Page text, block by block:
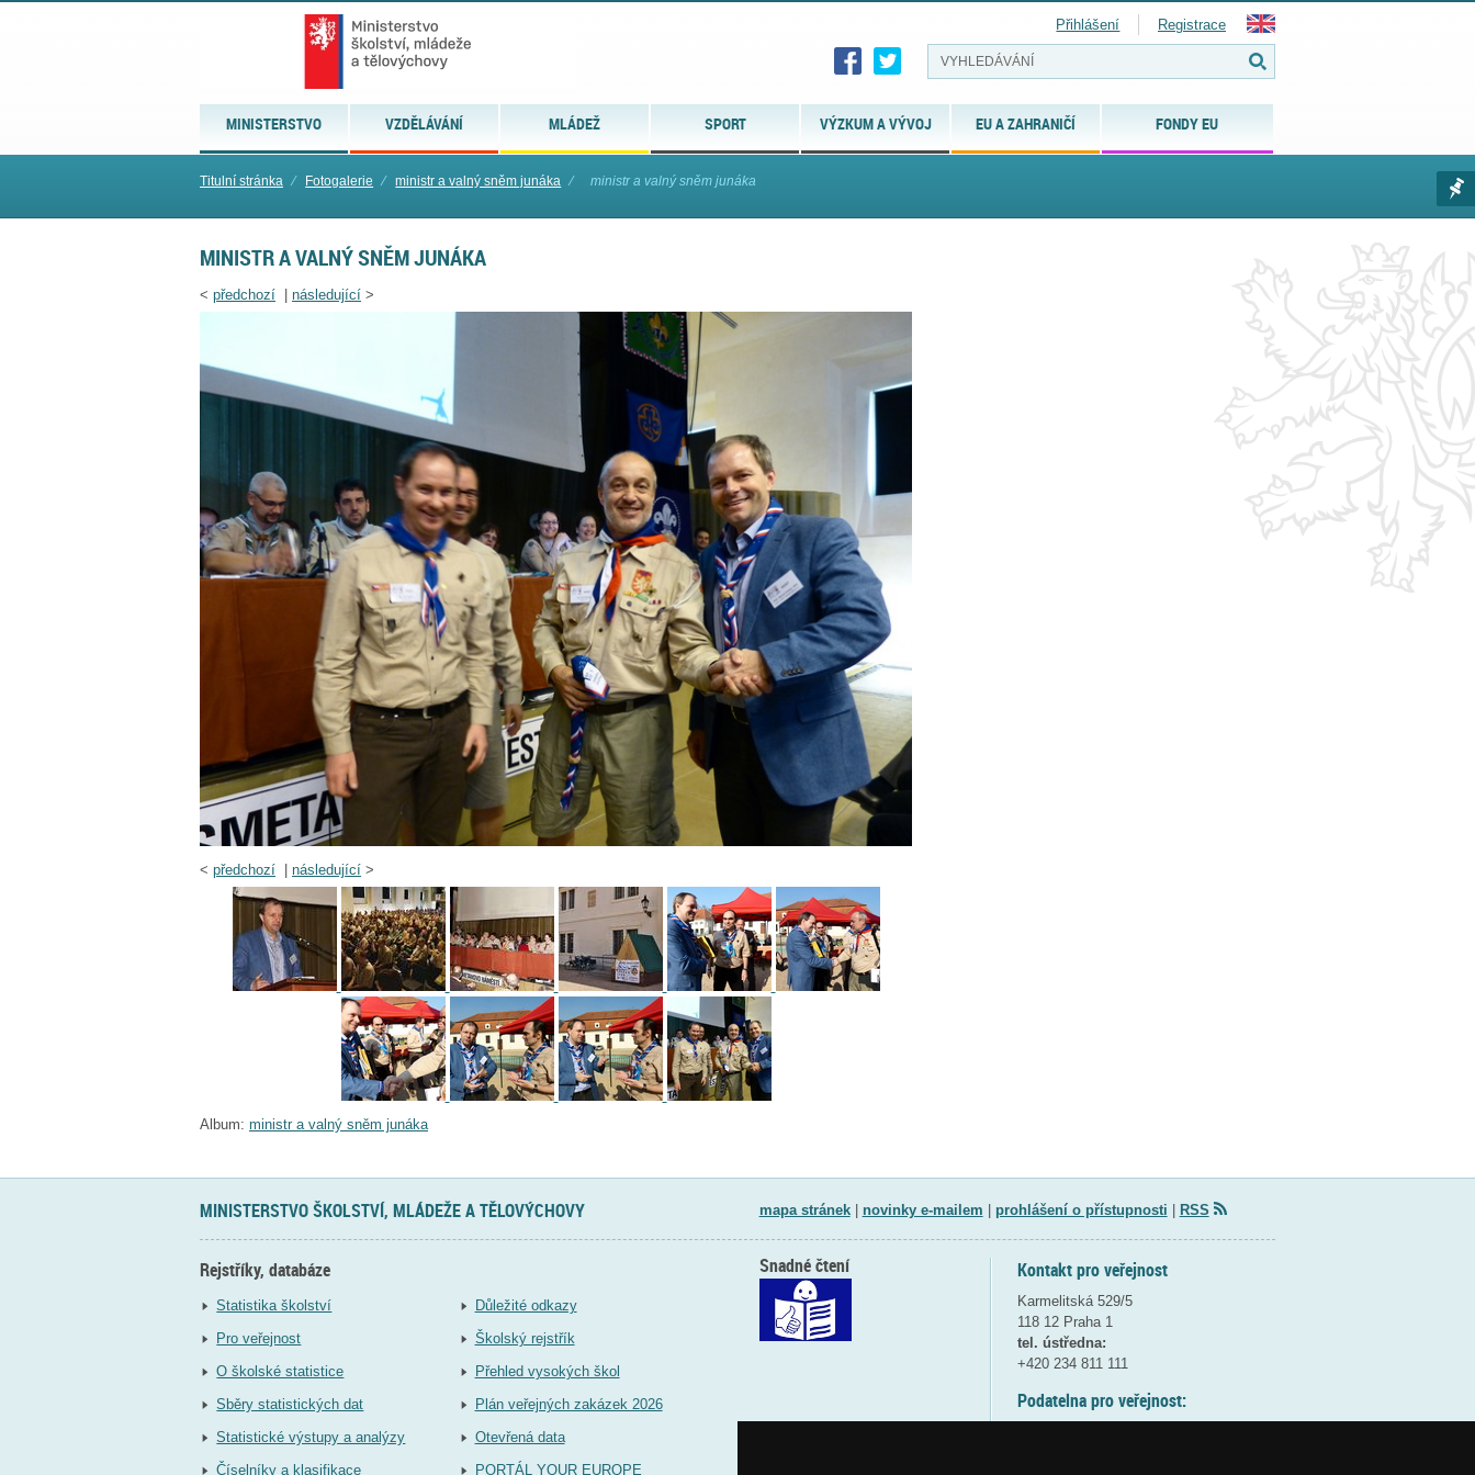
MINISTERSTVO VZDĚLÁVÁNÍ MLÁDEŽ SPORT VÝZKUM A VÝVOJ EU A ZAHRANIČÍ FONDY EU
Přihlášení Registrace
Titulní stránka ⁄ Fotogalerie ⁄ ministr a valný sněm junáka ⁄ ministr a valný sněm junáka
MINISTR A VALNÝ SNĚM JUNÁKA
< předchozí následující >
< předchozí následující >
Album: ministr a valný sněm junáka
MINISTERSTVO ŠKOLSTVÍ, MLÁDEŽE A TĚLOVÝCHOVY mapa stránek| novinky e-mailem prohlášení o přístupnosti RSS
Rejstříky, databáze
Statistika školství
Pro veřejnost
O školské statistice
Sběry statistických dat
Statistické výstupy a analýzy
Číselníky a klasifikace
Důležité odkazy
Školský rejstřík
Přehled vysokých škol
Plán veřejných zakázek 2026
Otevřená data
PORTÁL YOUR EUROPE
Kontakt pro veřejnost
Karmelitská 529/5
118 12 Praha 1
tel. ústředna:
+420 234 811 111
Podatelna pro veřejnost:
Snadné čtení